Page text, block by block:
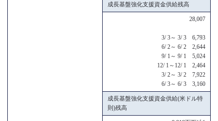
成長基盤強化支援資金供給残高
28,007
3/ 3～ 3/ 3 6,793
6/ 2～ 6/ 2 2,644
9/ 1～ 9/ 1 5,024
12/ 1～12/ 1 2,464
3/ 2～ 3/ 2 7,922
6/ 3～ 6/ 3 3,160
成長基盤強化支援資金供給(米ドル特
則)残高